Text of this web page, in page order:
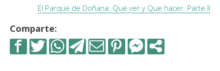
El Parque de Doñana: Que ver y Que hacer. Parte II
Comparte: